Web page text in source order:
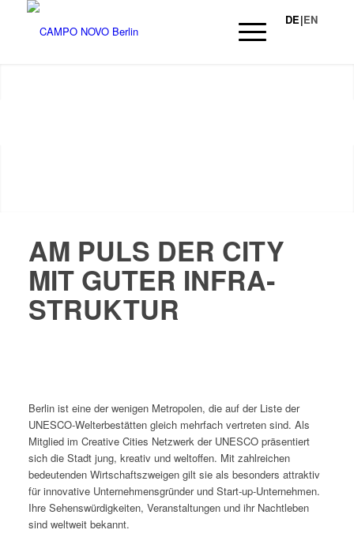
DE|EN
AM PULS DER CITY
MIT GUTER INFRA­
STRUKTUR
Berlin ist eine der wenigen Metropolen, die auf der Liste der
UNESCO-Welterbestätten gleich mehrfach vertreten sind. Als
Mitglied im Creative Cities Netzwerk der UNESCO präsentiert
sich die Stadt jung, kreativ und weltoffen. Mit zahlreichen
bedeutenden Wirtschafts­zweigen gilt sie als besonders attraktiv
für innovative Unter­nehmens­gründer und Start-up-Unter­nehmen.
Ihre Sehenswürdig­keiten, Veranstaltungen und ihr Nachtleben
sind weltweit bekannt.